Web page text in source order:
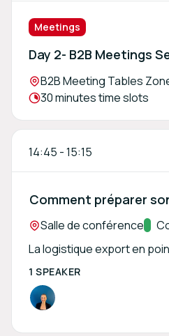
Meetings
Day 2- B2B Meetings
Location:
B2B Meeting Tables
Meeting duration:
30 minutes time slots
14:45 -15:15
Comment préparer
Location:
Salle de conférence
La logistique export en
1 SPEAKER